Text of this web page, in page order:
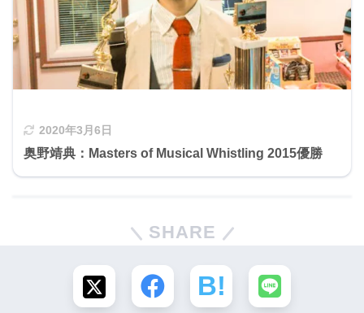
2020年3月6日
奥野靖典：Masters of Musical Whistling 2015優勝
SHARE